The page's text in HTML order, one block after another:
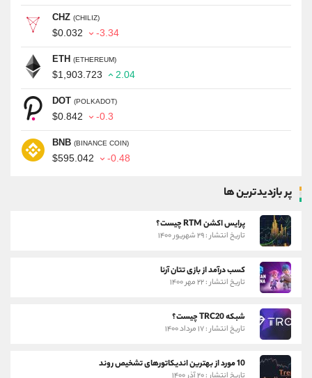
CHZ (CHILIZ)
$0.032 -3.34
ETH (ETHEREUM)
$1,903.723 2.04
DOT (POLKADOT)
$0.842 -0.3
BNB (BINANCE COIN)
$595.042 -0.48
پر بازدیدترین ها
پرایس اکشن RTM چیست؟
تاریخ انتشار : ۲۹ شهریور ۱۴۰۰
کسب درآمد از بازی تتان آرنا
تاریخ انتشار : ۲۲ مهر ۱۴۰۰
شبکه TRC20 چیست؟
تاریخ انتشار : ۱۷ مرداد ۱۴۰۰
10 مورد از بهترین اندیکاتورهای تشخیص روند